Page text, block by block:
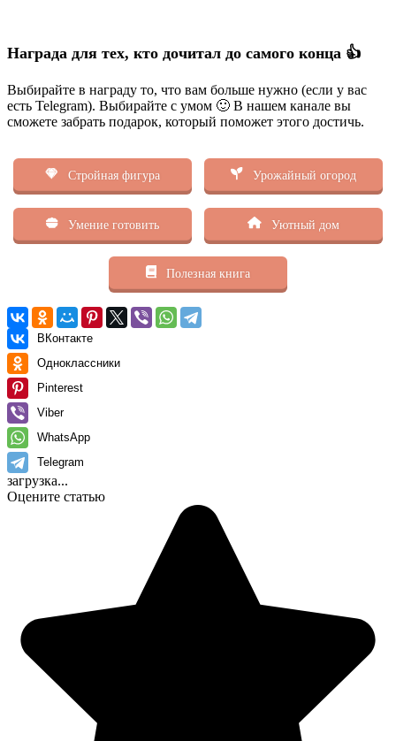
Награда для тех, кто дочитал до самого конца 👍
Выбирайте в награду то, что вам больше нужно (если у вас
есть Telegram). Выбирайте с умом 🙂 В нашем канале вы
сможете забрать подарок, который поможет этого достичь.
Стройная фигура Урожайный огород
Умение готовить Уютный дом
Полезная книга
ВКонтакте
Одноклассники
Pinterest
Viber
WhatsApp
Telegram
загрузка...
Оцените статью